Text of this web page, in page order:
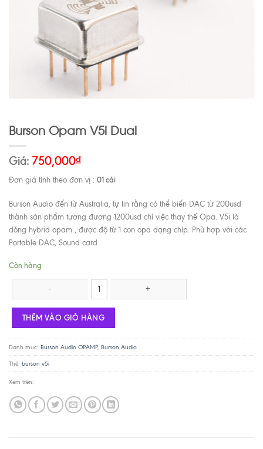
Burson Opam V5i Dual
Giá: 750,000₫
Đơn giá tính theo đơn vị : 01 cái
Burson Audio đến từ Australia, tự tin rằng có thể biến DAC từ 200usd
thành sản phẩm tương đương 1200usd chỉ việc thay thế Opa. V5i là
dòng hybrid opam , được độ từ 1 con opa dạng chíp. Phù hợp với các
Portable DAC, Sound card
Còn hàng
THÊM VÀO GIỎ HÀNG
Danh mục: Burson Audio OPAMP, Burson Audio
Thẻ: burson v5i
Xem trên: